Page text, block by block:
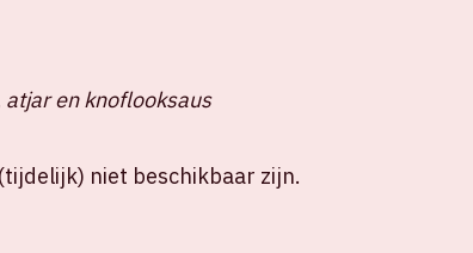
en knoflooksaus
niet beschikbaar zijn.